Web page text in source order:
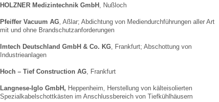
HOLZNER Medizintechnik GmbH , Nußloch
Pfeiffer Vacuum AG, Aßlar; Abdichtung von Mediendurchführungen aller Art
mit und ohne Brandschutzanforderungen
Imtech Deutschland GmbH & Co. KG, Frankfurt; Abschottung von
Industrieanlagen
Hoch – Tief Construction AG, Frankfurt
Langnese-Iglo GmbH, Heppenheim, Herstellung von kälteisolierten
Spezialkabelschottkästen im Anschlussbereich von Tiefkühlhäusern